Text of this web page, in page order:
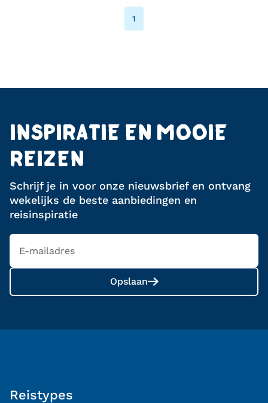
1
INSPIRATIE EN MOOIE
REIZEN
Schrijf je in voor onze nieuwsbrief en ontvang
wekelijks de beste aanbiedingen en
reisinspiratie
Opslaan
Reistypes